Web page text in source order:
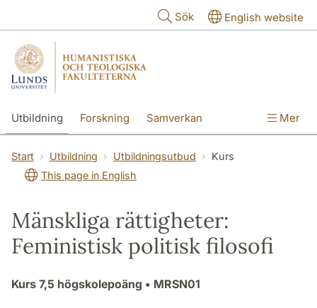
Sök English website
Utbildning Forskning Samverkan Mer
Start Utbildning Utbildningsutbud
Kurs
This page in English
Mänskliga rättigheter:
Feministisk politisk filosofi
Kurs 7,5 högskolepoäng • MRSN01